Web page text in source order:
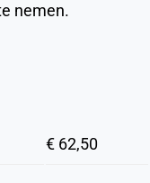
nemen.
€ 62,50